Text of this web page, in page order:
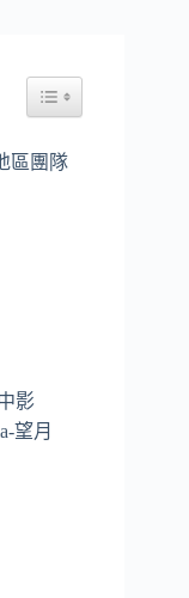
Toggle Table of Content
區團隊
影
望月